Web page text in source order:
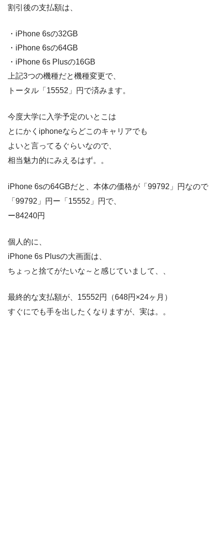
割引後の支払額は、
・iPhone 6sの32GB
・iPhone 6sの64GB
・iPhone 6s Plusの16GB
上記3つの機種だと機種変更で、
トータル「15552」円で済みます。
今度大学に入学予定のいとこは
とにかくiphoneならどこのキャリアでも
よいと言ってるぐらいなので、
相当魅力的にみえるはず。。
iPhone 6sの64GBだと、本体の価格が「99792」円なので
「99792」円ー「15552」円で、
ー84240円
個人的に、
iPhone 6s Plusの大画面は、
ちょっと捨てがたいな～と感じていまして、、
最終的な支払額が、15552円（648円×24ヶ月）
すぐにでも手を出したくなりますが、実は。。